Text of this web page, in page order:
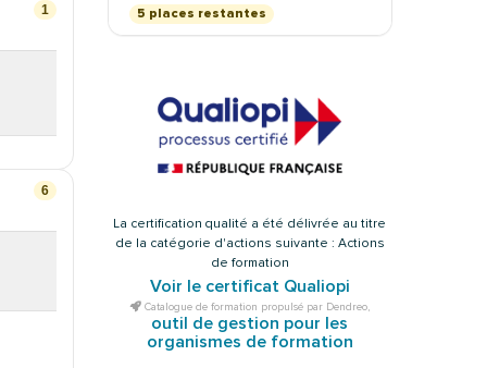
1
6
5 places restantes
La certification qualité a été délivrée au titre
de la catégorie d'actions suivante : Actions
de formation
Voir le certificat Qualiopi
Catalogue de formation propulsé par Dendreo,
outil de gestion pour les
organismes de formation